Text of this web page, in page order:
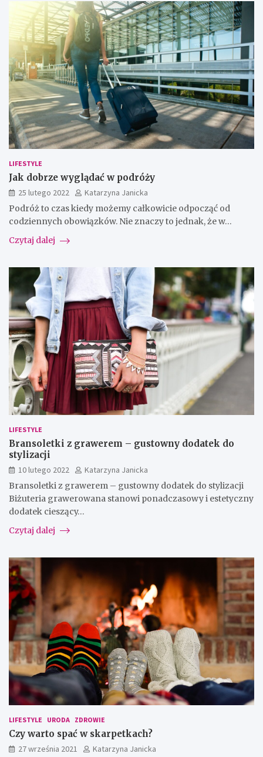
LIFESTYLE
Jak dobrze wyglądać w podróży
25 lutego 2022
Katarzyna Janicka
Podróż to czas kiedy możemy całkowicie odpocząć od
codziennych obowiązków. Nie znaczy to jednak, że w…
Czytaj dalej
LIFESTYLE
Bransoletki z grawerem – gustowny dodatek do
stylizacji
10 lutego 2022
Katarzyna Janicka
Bransoletki z grawerem – gustowny dodatek do stylizacji
Biżuteria grawerowana stanowi ponadczasowy i estetyczny
dodatek cieszący…
Czytaj dalej
LIFESTYLE URODA ZDROWIE
Czy warto spać w skarpetkach?
27 września 2021
Katarzyna Janicka